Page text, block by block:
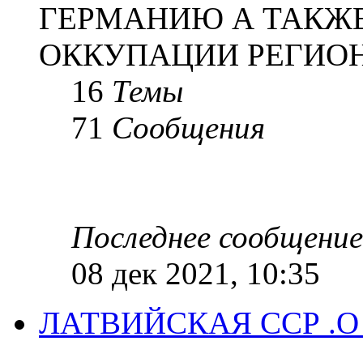
ГЕРМАНИЮ А
ОККУПАЦИИ
16 Темы
71 Сообщения
Последнее сообщение
08 дек 2021, 10:35
ЛАТВИЙСКАЯ ССР